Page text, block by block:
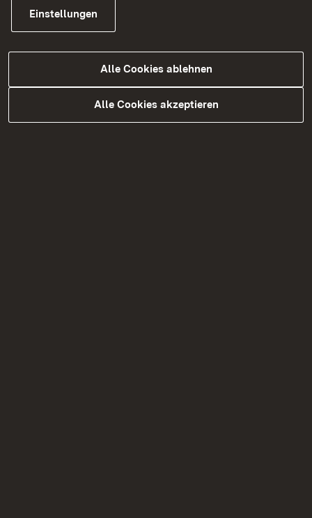
Fundusaufgaben finden Sie auf den Seiten des
Kultusministeriums BW.
Musteraufgabensatz zum schriftlichen Abitur
Einstellungen
Alle Cookies ablehnen
Alle Cookies akzeptieren